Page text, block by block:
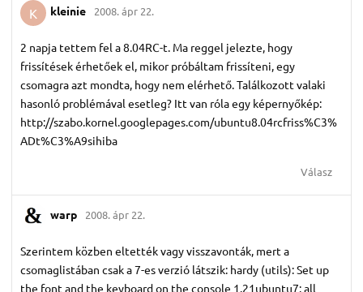
K kleinie 2008. ápr 22.
2 napja tettem fel a 8.04RC-t. Ma reggel jelezte, hogy
frissítések érhetőek el, mikor próbáltam frissíteni, egy
csomagra azt mondta, hogy nem elérhető. Találkozott valaki
hasonló problémával esetleg? Itt van róla egy képernyőkép:
http://szabo.kornel.googlepages.com/ubuntu8.04rcfriss%C3%
ADt%C3%A9sihiba
Válasz
warp 2008. ápr 22.
Szerintem közben eltették vagy visszavonták, mert a
csomaglistában csak a 7-es verzió látszik: hardy (utils): Set up
the font and the keyboard on the console 1.21ubuntu7: all